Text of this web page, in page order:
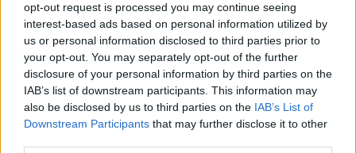
opt-out request is processed you may continue seeing
interest-based ads based on personal information utilized by
us or personal information disclosed to third parties prior to
your opt-out. You may separately opt-out of the further
disclosure of your personal information by third parties on the
IAB’s list of downstream participants. This information may
also be disclosed by us to third parties on the IAB’s List of
Downstream Participants that may further disclose it to other
00:00:49
Pateikė daugiau detalių apie iš tėvų paimtus šešis
vaikus: jiems kilusi grėsmė
Žinios | Lietuvos diena
00:00:30
Vaizdai iš tragiškos avarijos Vilniaus r.: dviejų moterų ir